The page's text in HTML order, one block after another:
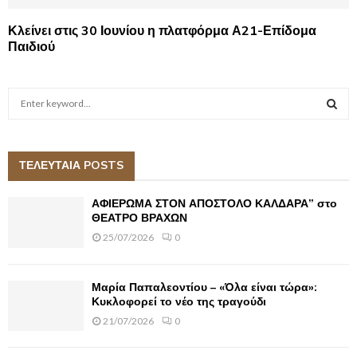
Κλείνει στις 30 Ιουνίου η πλατφόρμα Α21-Επίδομα
Παιδιού
h
A
ΤΕΛΕΥΤΑΙΑ POSTS
ΑΦΙΕΡΩΜΑ ΣΤΟΝ ΑΠΟΣΤΟΛΟ ΚΑΛΔΑΡΑ” στο
ΘΕΑΤΡΟ ΒΡΑΧΩΝ
25/07/2026 0
Μαρία Παπαλεοντίου – «Όλα είναι τώρα»:
Κυκλοφορεί το νέο της τραγούδι
21/07/2026 0